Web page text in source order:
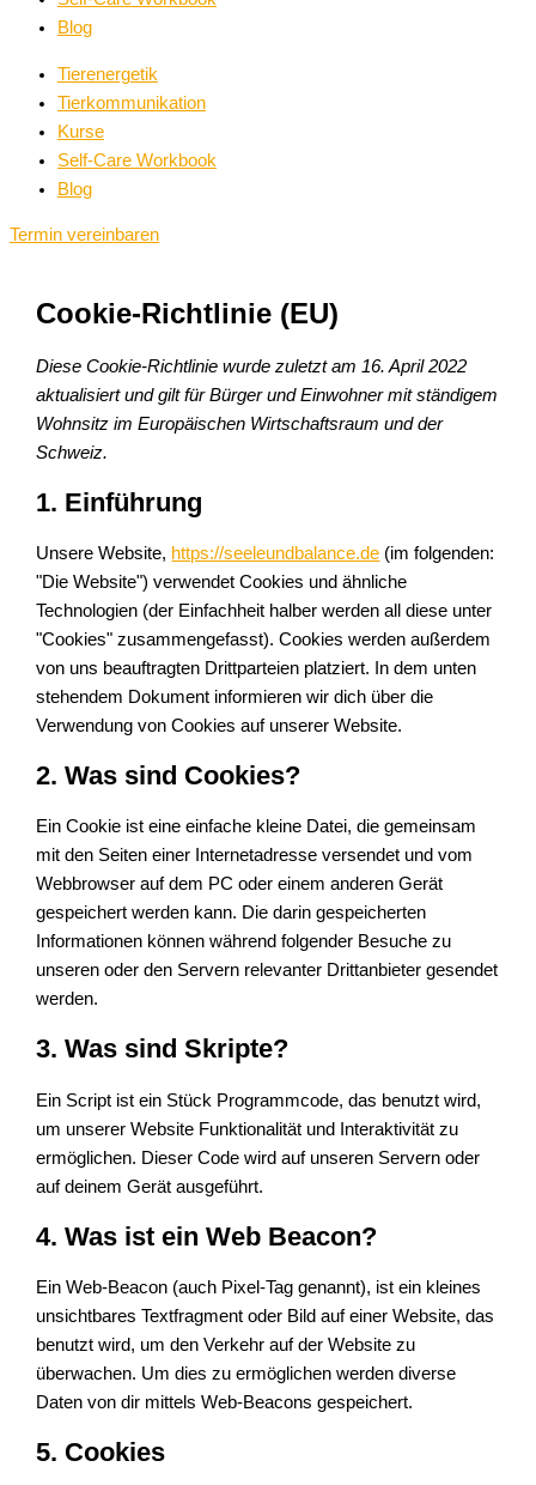
Blog
Tierenergetik
Tierkommunikation
Kurse
Self-Care Workbook
Blog
Termin vereinbaren
Cookie-Richtlinie (EU)
Diese Cookie-Richtlinie wurde zuletzt am 16. April 2022
aktualisiert und gilt für Bürger und Einwohner mit ständigem
Wohnsitz im Europäischen Wirtschaftsraum und der
Schweiz.
1. Einführung
Unsere Website, https://seeleundbalance.de (im folgenden:
"Die Website") verwendet Cookies und ähnliche
Technologien (der Einfachheit halber werden all diese unter
"Cookies" zusammengefasst). Cookies werden außerdem
von uns beauftragten Drittparteien platziert. In dem unten
stehendem Dokument informieren wir dich über die
Verwendung von Cookies auf unserer Website.
2. Was sind Cookies?
Ein Cookie ist eine einfache kleine Datei, die gemeinsam
mit den Seiten einer Internetadresse versendet und vom
Webbrowser auf dem PC oder einem anderen Gerät
gespeichert werden kann. Die darin gespeicherten
Informationen können während folgender Besuche zu
unseren oder den Servern relevanter Drittanbieter gesendet
werden.
3. Was sind Skripte?
Ein Script ist ein Stück Programmcode, das benutzt wird,
um unserer Website Funktionalität und Interaktivität zu
ermöglichen. Dieser Code wird auf unseren Servern oder
auf deinem Gerät ausgeführt.
4. Was ist ein Web Beacon?
Ein Web-Beacon (auch Pixel-Tag genannt), ist ein kleines
unsichtbares Textfragment oder Bild auf einer Website, das
benutzt wird, um den Verkehr auf der Website zu
überwachen. Um dies zu ermöglichen werden diverse
Daten von dir mittels Web-Beacons gespeichert.
5. Cookies